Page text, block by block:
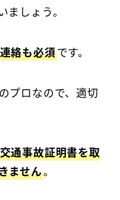
しょう。
絡も必須です。
プロなので、適切
通事故証明書を取
ません。